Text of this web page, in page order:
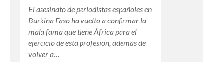
El asesinato de periodistas españoles en
Burkina Faso ha vuelto a confirmar la
mala fama que tiene África para el
ejercicio de esta profesión, además de
volver a…